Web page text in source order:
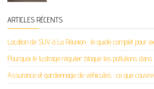
ARTICLES RÉCENTS
Location de SUV à La Réunion : le guide complet pour
Pourquoi le lustrage régulier bloque les pollutions dans
Assurance et gardiennage de véhicules : ce que